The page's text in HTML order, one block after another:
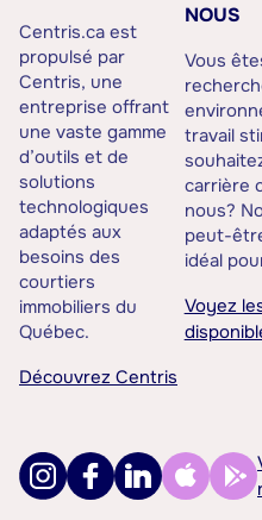
Centris.ca est
propulsé par
Centris, une
entreprise offrant
une vaste gamme
d’outils et de
solutions
technologiques
adaptés aux
besoins des
courtiers
immobiliers du
Québec.
Découvrez Centris
NOUS
Vous
travail
carrière
nous?
peut-
idéal
Voyez